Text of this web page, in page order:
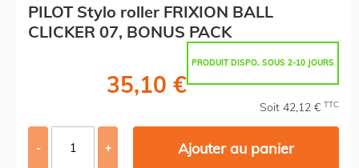
PILOT Stylo roller FRIXION BALL
CLICKER 07, BONUS PACK
PRODUIT DISPO. SOUS 2-10 JOURS
35,10 €
Soit 42,12 € TTC
- + Ajouter au panier